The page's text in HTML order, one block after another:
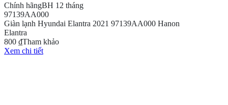
Chính hãngBH 12 tháng
97139AA000
Giàn lạnh Hyundai Elantra 2021 97139AA000 Hanon
Elantra
800 ₫Tham khảo
Xem chi tiết